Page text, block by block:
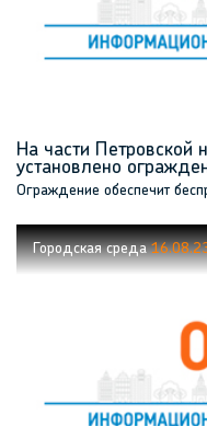
На части Петровской
установлено
Ограждение обеспечит
Городская среда